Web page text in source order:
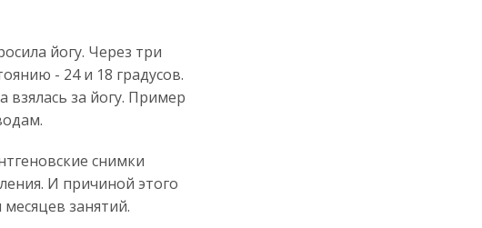
йогу. Через три
- 24 и 18 градусов.
взялась за йогу. Пример
снимки
И причиной этого
занятий.